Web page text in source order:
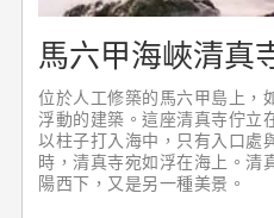
馬六甲海峽清真
位於人工修築的馬六甲島上，
浮動的建築。這座清真寺佇立
以柱子打入海中，只有入口處
時，清真寺宛如浮在海上。清
陽西下，又是另一種美景。